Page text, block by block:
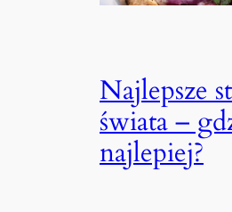
Najlepsze
świata –
najlepiej?